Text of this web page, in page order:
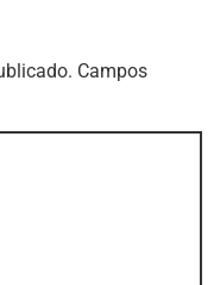
Campos